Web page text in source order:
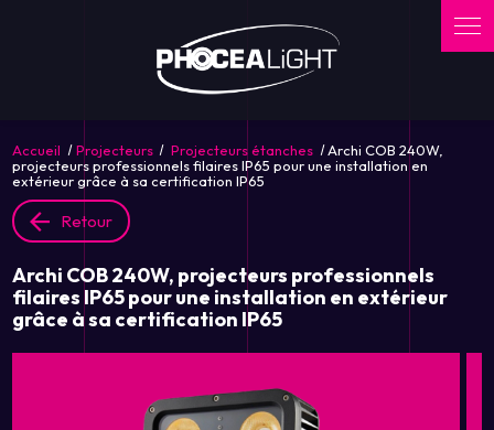
Accueil Projecteurs Projecteurs étanches
Archi COB 240W,
projecteurs professionnels filaires IP65 pour une installation en
extérieur grâce à sa certification IP65
Retour
Archi COB 240W, projecteurs professionnels
filaires IP65 pour une installation en extérieur
grâce à sa certification IP65